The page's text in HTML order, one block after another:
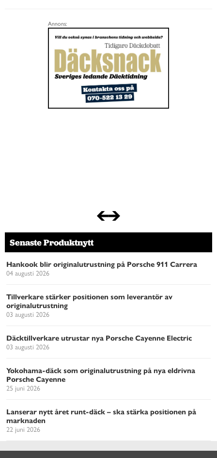
Annons:
Senaste Produktnytt
Hankook blir originalutrustning på Porsche 911 Carrera
04 augusti 2026
Tillverkare stärker positionen som leverantör av
originalutrustning
03 augusti 2026
Däcktillverkare utrustar nya Porsche Cayenne Electric
03 augusti 2026
Yokohama-däck som originalutrustning på nya eldrivna
Porsche Cayenne
25 juni 2026
Lanserar nytt året runt-däck – ska stärka positionen på
marknaden
22 juni 2026